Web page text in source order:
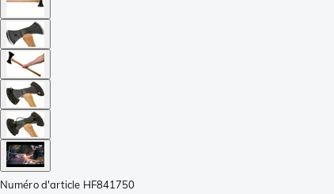
Numéro d'article HF841750